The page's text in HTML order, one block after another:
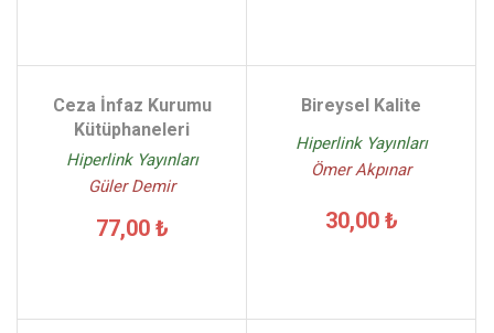
Ceza İnfaz Kurumu
Kütüphaneleri
Hiperlink Yayınları
Güler Demir
77,00 ₺
Bireysel Kalite
Hiperlink Yayınları
Ömer Akpınar
30,00 ₺